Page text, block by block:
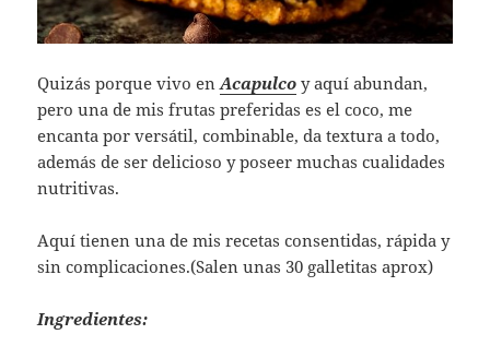
Quizás porque vivo enAcapulco y aquí abundan,
pero una de mis frutas preferidas es el coco, me
encanta por versátil, combinable, da textura a todo,
además de ser delicioso y poseer muchas cualidades
nutritivas.
Aquí tienen una de mis recetas consentidas, rápida y
sin complicaciones.(Salen unas 30 galletitas aprox)
Ingredientes: